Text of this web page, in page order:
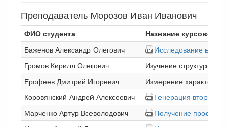
Преподаватель Морозов Иван Иванович
ФИО студента
Название курсовой
Баженов Александр Олегович
Исследование
Громов Кирилл Олегович
Изучение структуры
Ерофеев Дмитрий Игоревич
Измерение
Коровянский Андрей Алексеевич
Генерация второй
Марченко Артур Всеволодович
Получение профиля